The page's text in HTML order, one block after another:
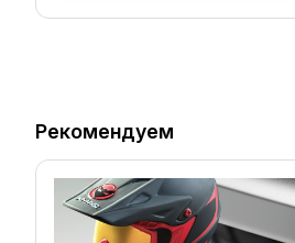
Рекомендуем